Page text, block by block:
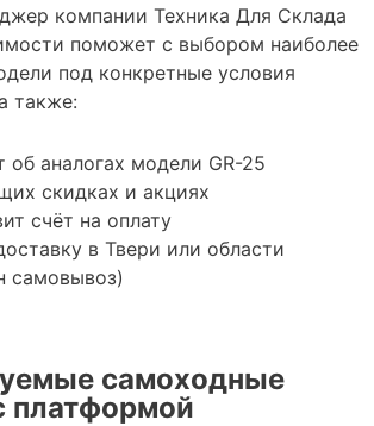
компании Техника Для Склада
поможет с выбором наиболее
под конкретные условия
также:
об аналогах модели GR-25
скидках и акциях
счёт на оплату
в Твери или области
самовывоз)
самоходные
платформой